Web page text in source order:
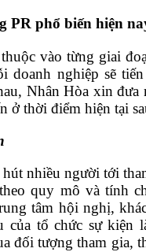
PR phổ biến hiện
vào từng giai
doanh nghiệp sẽ
Nhân Hòa xin đưa
ở thời điểm hiện tại
nhiều người tới
quy mô và tính
tâm hội nghị,
tổ chức sự kiện
đối tượng tham gia,